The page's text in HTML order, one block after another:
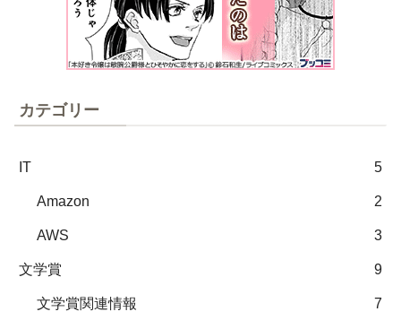
カテゴリー
IT 5
Amazon 2
AWS 3
文学賞 9
文学賞関連情報 7